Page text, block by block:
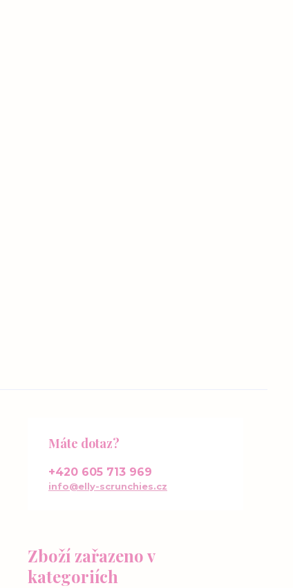
Zboží zařazeno v
kategoriích
Máte dotaz?
+420 605 713 969
info@elly-scrunchies.cz